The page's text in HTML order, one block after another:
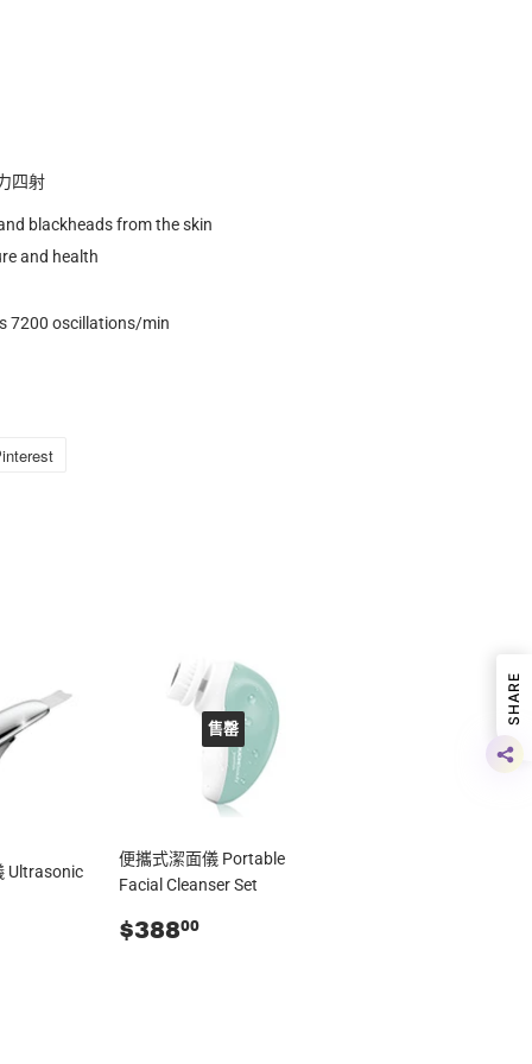
四射
blackheads from the skin
and health
7200 oscillations/min
Ultrasonic
售罄
便攜式潔面儀 Portable
Facial Cleanser Set
零
$38800
SHARE